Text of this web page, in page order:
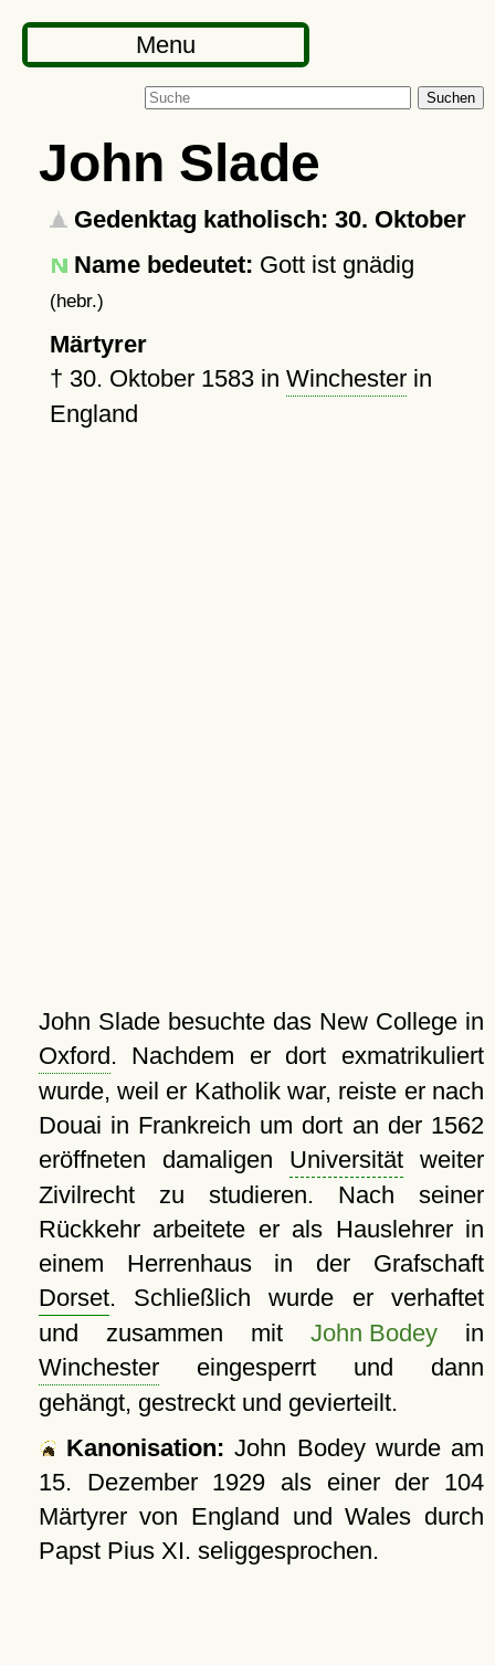
Menu
Suchen
John Slade
Gedenktag katholisch: 30. Oktober
Name bedeutet: Gott ist gnädig
(hebr.)
Märtyrer
† 30. Oktober 1583in Winchesterin
England
John Slade besuchte das New College in
Oxford. Nachdem er dort exmatrikuliert
wurde, weil er Katholik war, reiste er nach
Douai in Frankreich um dort an der 1562
eröffneten damaligen Universitätweiter
Zivilrecht zu studieren. Nach seiner
Rückkehr arbeitete er als Hauslehrer in
einem Herrenhaus in der Grafschaft
Dorset. Schließlich wurde er verhaftet
und zusammen mit John Bodeyin
Winchestereingesperrt und dann
gehängt, gestreckt und gevierteilt.
Kanonisation: John Bodey wurde am
15. Dezember 1929 als einer der 104
Märtyrer von England und Wales durch
Papst Pius XI. seliggesprochen.